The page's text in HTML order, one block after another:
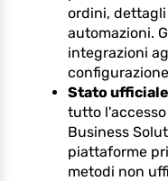
ordini,
automazioni.
integrazioni
Stato ufficiale
tutto
Business
piattaforme
metodi non